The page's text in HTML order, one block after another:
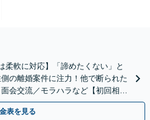
柔軟に対応】「諦めたくない」と
の離婚案件に注力！他で断られた
会交流／モラハラなど【初回相談
】
表を見る